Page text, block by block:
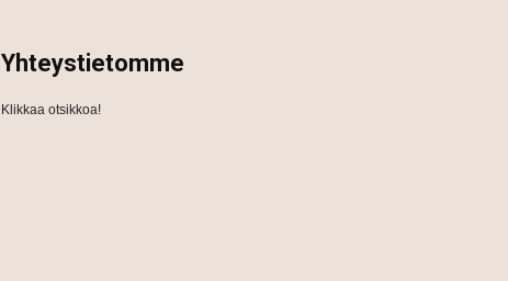
Yhteystietomme
Klikkaa otsikkoa!